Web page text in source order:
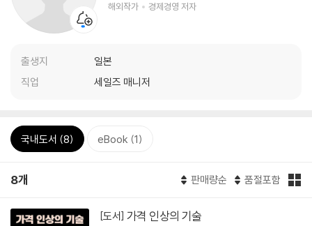
해외작가
경제경영 저자
출생지
일본
직업
세일즈 매니저
국내도서 (8) eBook (1)
8개 판매량순 품절포함
[도서] 가격 인상의 기술